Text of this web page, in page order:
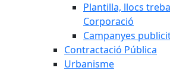
Plantilla, llocs
Corporació
Campanyes
Contractació Pública
Urbanisme